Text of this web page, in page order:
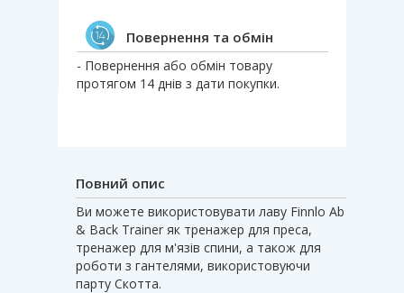
Повернення та обмін
- Повернення або обмін товару
протягом 14 днів з дати покупки.
Повний опис
Ви можете використовувати лаву Finnlo Ab
& Back Trainer як тренажер для преса,
тренажер для м'язів спини, а також для
роботи з гантелями, використовуючи
парту Скотта.